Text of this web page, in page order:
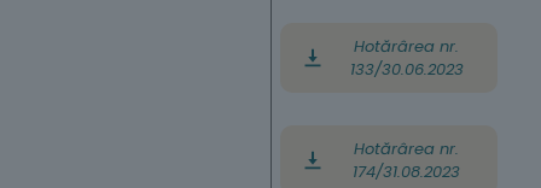
Hotărârea nr.
133/30.06.2023
Hotărârea nr.
174/31.08.2023